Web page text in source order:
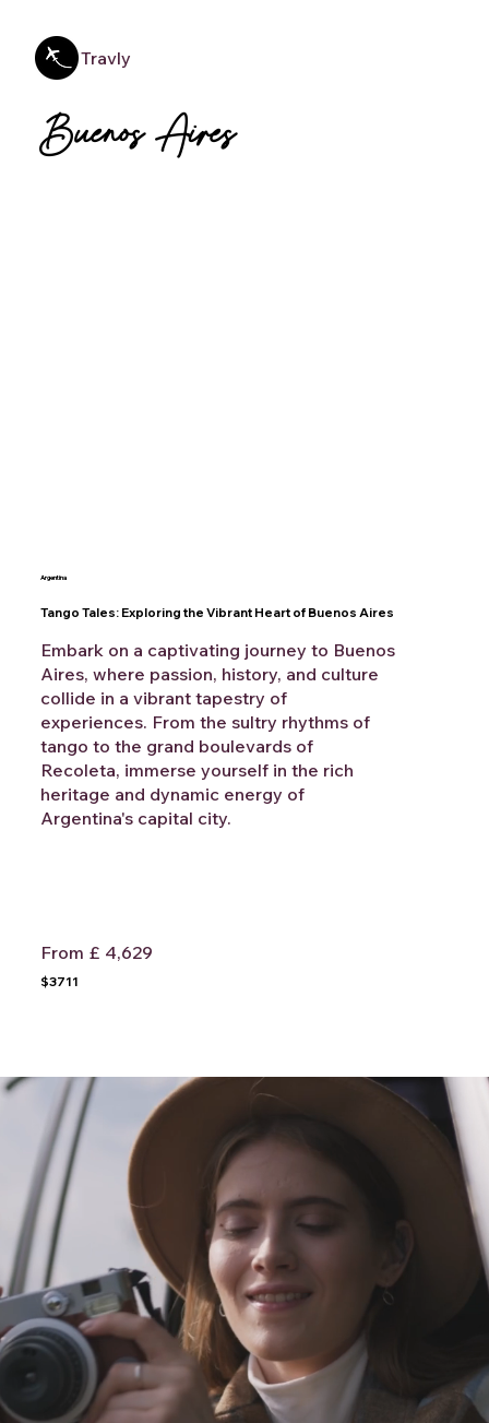
Travly
Buenos Aires
Argentina
Tango Tales: Exploring the Vibrant Heart of Buenos Aires
Embark on a captivating journey to Buenos
Aires, where passion, history, and culture
collide in a vibrant tapestry of
experiences. From the sultry rhythms of
tango to the grand boulevards of
Recoleta, immerse yourself in the rich
heritage and dynamic energy of
Argentina's capital city.
From £ 4,629
$3711